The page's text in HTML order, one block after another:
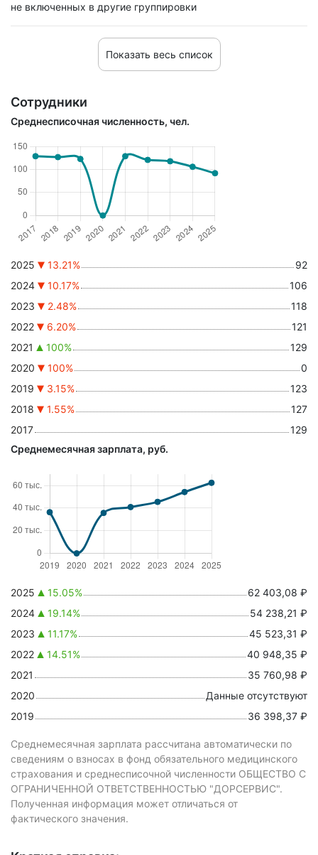
не включенных в другие группировки
Показать весь список
Сотрудники
Среднесписочная численность, чел.
2025 13.21%
92
2024
10.17%
106
2023
2.48%
118
2022
6.20%
121
2021
100%
129
2020
100%
0
2019
3.15%
123
2018
1.55%
127
2017
129
Среднемесячная зарплата, руб.
2025 15.05%
62 403,08 ₽
2024
19.14%
54 238,21 ₽
2023
11.17%
45 523,31 ₽
2022
14.51%
40 948,35 ₽
2021
35 760,98 ₽
2020
Данные отсутствуют
2019
36 398,37 ₽
Среднемесячная зарплата рассчитана автоматически по
сведениям о взносах в фонд обязательного медицинского
страхования и среднесписочной численности ОБЩЕСТВО С
ОГРАНИЧЕННОЙ ОТВЕТСТВЕННОСТЬЮ "ДОРСЕРВИС".
Полученная информация может отличаться от
фактического значения.